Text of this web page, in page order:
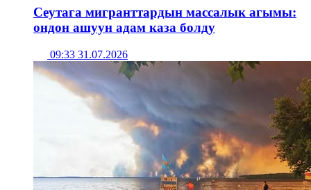
Сеутага мигранттардын массалык агымы:
ондон ашуун адам каза болду
09:33 31.07.2026